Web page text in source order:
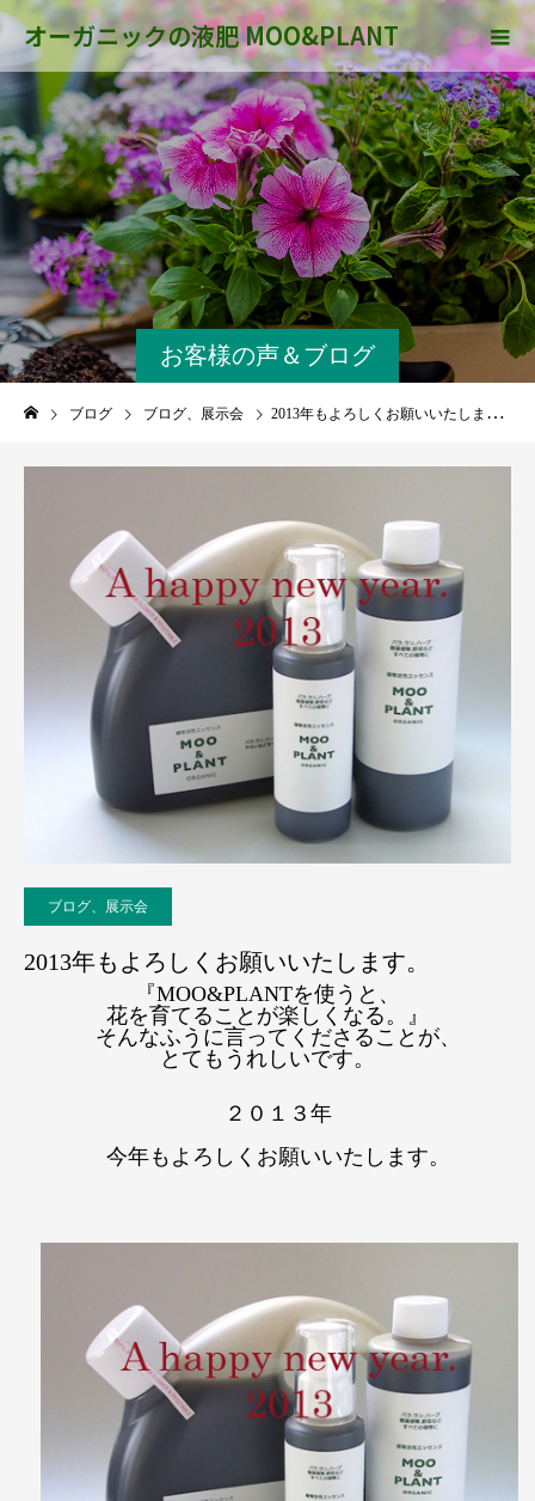
オーガニックの液肥 MOO&PLANT
お客様の声＆ブログ
ブログ ブログ、展示会 2013年もよろしくお願いいたします。
ブログ、展示会
2013年もよろしくお願いいたします。
『MOO&PLANTを使うと、
花を育てることが楽しくなる。』
そんなふうに言ってくださることが、
とてもうれしいです。
２０１３年
今年もよろしく お願いいたします。